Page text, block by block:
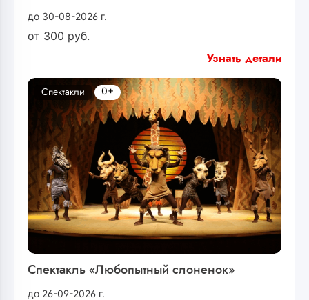
до 30-08-2026 г.
от 300 руб.
Узнать детали
Спектакль «Любопытный слоненок»
до 26-09-2026 г.
Спектакли 0+